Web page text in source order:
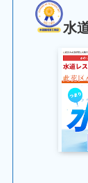
水